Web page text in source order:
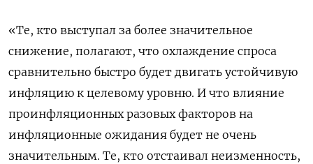
«Те, кто выступал за более значительное
снижение, полагают, что охлаждение спроса
сравнительно быстро будет двигать устойчивую
инфляцию к целевому уровню. И что влияние
проинфляционных разовых факторов на
инфляционные ожидания будет не очень
значительным. Те, кто отстаивал неизменность,